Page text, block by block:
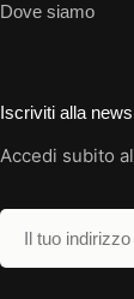
Dove siamo
Iscriviti alla
Accedi subito